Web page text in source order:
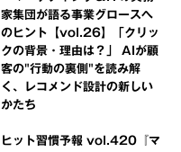
家集団が語る事業グロースへ
のヒント【vol.26】「クリッ
クの背景・理由は？」 AIが顧
客の"行動の裏側"を読み解
く、レコメンド設計の新しい
かたち
ヒット習慣予報 vol.420『マ